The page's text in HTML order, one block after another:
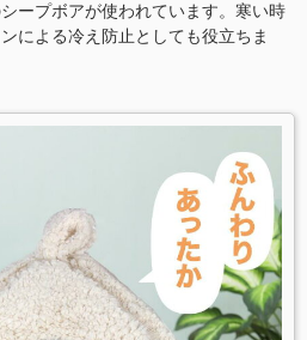
ープボアが使われています。寒い時
による冷え防止としても役立ちま